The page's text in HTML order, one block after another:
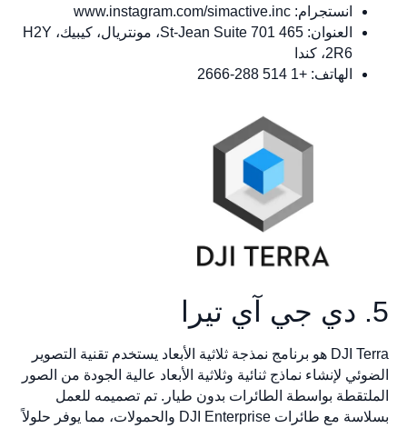
انستجرام: www.instagram.com/simactive.inc
العنوان: 465 St-Jean Suite 701، مونتريال، كيبيك، H2Y
الهاتف: +1 514 288-2666
DJI Terra هو برنامج نمذجة ثلاثية الأبعاد يستخدم تقنية التصوير
لإنشاء نماذج ثنائية وثلاثية الأبعاد عالية الجودة من الصور
بواسطة الطائرات بدون طيار. تم تصميمه للعمل
بسلاسة مع طائرات DJI Enterprise والحمولات، مما يوفر حلولاً